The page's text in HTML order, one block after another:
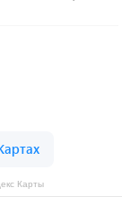
Карты